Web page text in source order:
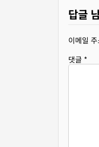
답글
이메일
댓글 *